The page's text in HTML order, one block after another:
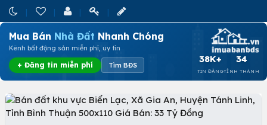
Mua Bán Nhà Đất Nhanh Chóng
Kênh bất động sản miễn phí, uy tín
+ Đăng tin miễn phí Tìm BĐS
38K+
TIN ĐĂNG
34
TỈNH THÀNH